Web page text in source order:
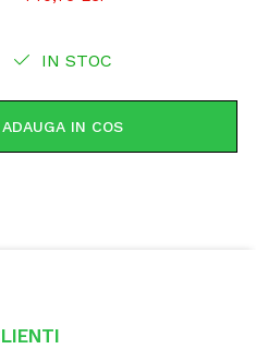
IN STOC
ADAUGA IN COS